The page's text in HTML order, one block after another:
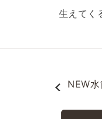
生えてく
NEW